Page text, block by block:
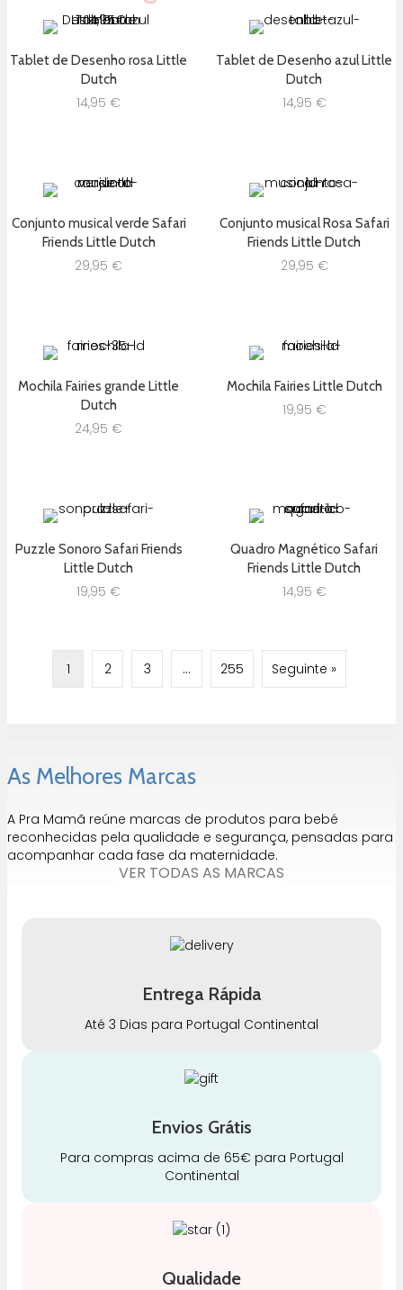
Tablet de Desenho rosa Little
Dutch
14,95 €
Tablet de Desenho azul Little
Dutch
14,95 €
Conjunto musical verde Safari
Friends Little Dutch
29,95 €
Conjunto musical Rosa Safari
Friends Little Dutch
29,95 €
Mochila Fairies grande Little
Dutch
24,95 €
Mochila Fairies Little Dutch
19,95 €
Puzzle Sonoro Safari Friends
Little Dutch
19,95 €
Quadro Magnético Safari
Friends Little Dutch
14,95 €
1 2 3 … 255 Seguinte »
As Melhores Marcas
A Pra Mamã reúne marcas de produtos para bebé
reconhecidas pela qualidade e segurança, pensadas para
acompanhar cada fase da maternidade.
VER TODAS AS MARCAS
Entrega Rápida
Até 3 Dias para Portugal Continental
Envios Grátis
Para compras acima de 65€ para Portugal
Continental
Qualidade